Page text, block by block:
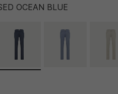
OCEAN BLUE